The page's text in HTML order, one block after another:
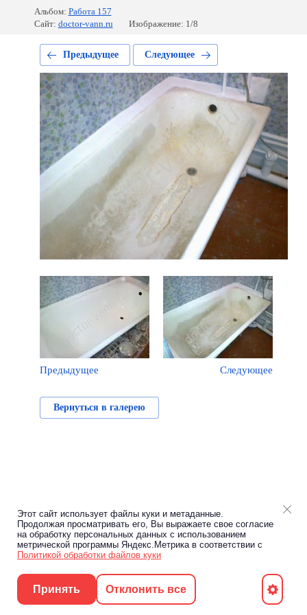
Альбом: Работа 157
Сайт: doctor-vann.ru Изображение: 1/8
Предыдущее Следующее
Предыдущее Следующее
Вернуться в галерею
Этот сайт использует файлы куки и метаданные.
Продолжая просматривать его, Вы выражаете свое согласие
на обработку персональных данных с использованием
метрической программы Яндекс.Метрика в соответствии с
Политикой обработки файлов куки
Принять Отклонить все